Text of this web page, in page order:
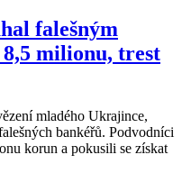
falešným
milionu, trest
mladého Ukrajince,
bankéřů. Podvodníci
korun a pokusili se získat